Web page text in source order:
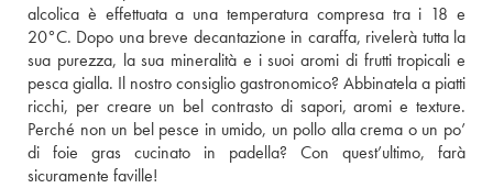
alcolica è effettuata a una temperatura compresa tra i 18 e
20°C. Dopo una breve decantazione in caraffa, rivelerà tutta la
sua purezza, la sua mineralità e i suoi aromi di frutti tropicali e
pesca gialla. Il nostro consiglio gastronomico? Abbinatela a piatti
ricchi, per creare un bel contrasto di sapori, aromi e texture.
Perché non un bel pesce in umido, un pollo alla crema o un po’
di foie gras cucinato in padella? Con quest’ultimo, farà
sicuramente faville!